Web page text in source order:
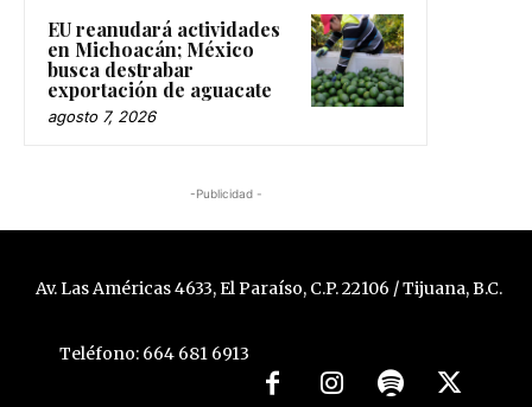
EU reanudará actividades
en Michoacán; México
busca destrabar
exportación de aguacate
agosto 7, 2026
-Publicidad -
Av. Las Américas 4633, El Paraíso, C.P. 22106 / Tijuana, B.C.
Teléfono: 664 681 6913